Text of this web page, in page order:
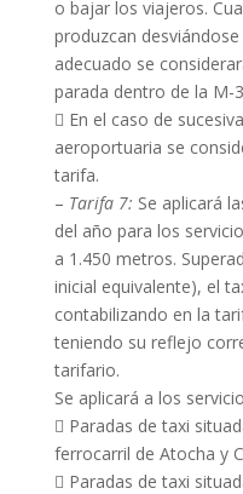
o bajar los viajeros.
produzcan
adecuado se
parada dentro de la M-
 En el caso de
aeroportuaria se
tarifa.
– Tarifa 7: Se aplicará
del año para los
a 1.450 metros.
inicial equivalente), el
contabilizando en la
teniendo su reflejo
tarifario.
Se aplicará a los
 Paradas de taxi
ferrocarril de Atocha y
 Paradas de taxi